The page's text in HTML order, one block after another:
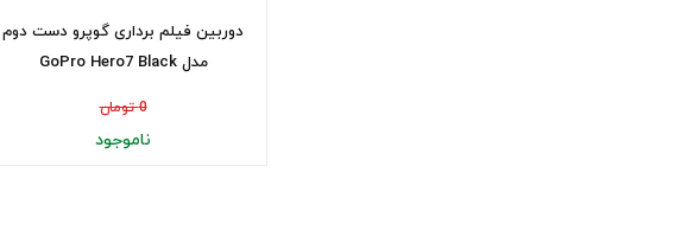
دوربین فیلم برداری گوپرو دست دوم
مدل GoPro Hero7 Black
0 تومان
ناموجود